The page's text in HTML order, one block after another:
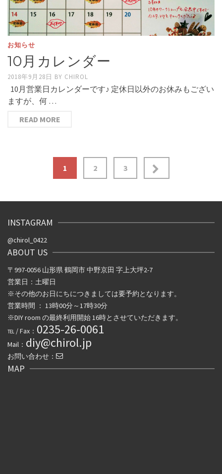
お知らせ
10月カレンダー
2018年9月28日 BY CHIROL
10月営業日カレンダーです♪ 定休日以外のお休みもござい
ますが、何 …
READ MORE
ビ
ゲ
ー
シ
ョ
ン
1 2 3
INSTAGRAM
@chirol_0422
ABOUT US
〒997-0056 山形県 鶴岡市 中野京田 字上大坪2-7
営業日：土曜日
※その他のお日にちにつきましては要予約となります。
営業時間 ： 13時00分～17時30分
※DIY room の最終利用開始 16時とさせていただきます。
℡ / Fax： 0235-26-0061
Mail： diy@chirol.jp
お問い合わせ：
MAP